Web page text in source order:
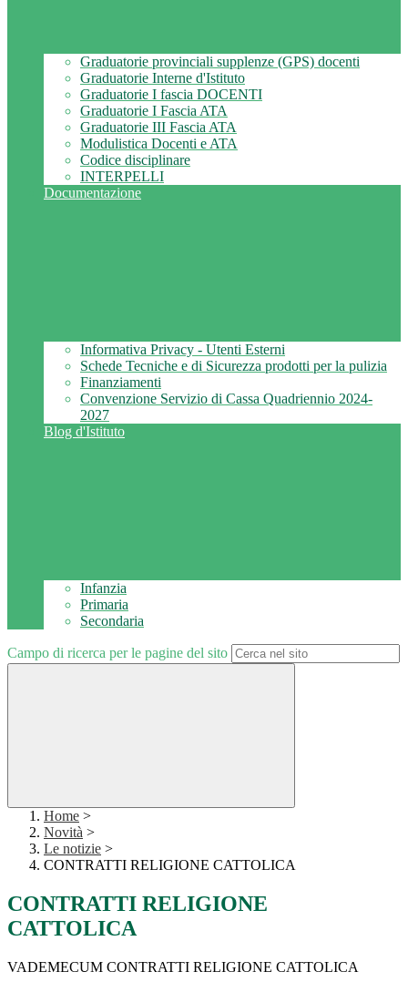
Graduatorie provinciali supplenze (GPS) docenti
Graduatorie Interne d'Istituto
Graduatorie I fascia DOCENTI
Graduatorie I Fascia ATA
Graduatorie III Fascia ATA
Modulistica Docenti e ATA
Codice disciplinare
INTERPELLI
Documentazione
Informativa Privacy - Utenti Esterni
Schede Tecniche e di Sicurezza prodotti per la pulizia
Finanziamenti
Convenzione Servizio di Cassa Quadriennio 2024-
2027
Blog d'Istituto
Infanzia
Primaria
Secondaria
Campo di ricerca per le pagine del sito
Home >
Novità >
Le notizie >
CONTRATTI RELIGIONE CATTOLICA
CONTRATTI RELIGIONE
CATTOLICA
VADEMECUM CONTRATTI RELIGIONE CATTOLICA